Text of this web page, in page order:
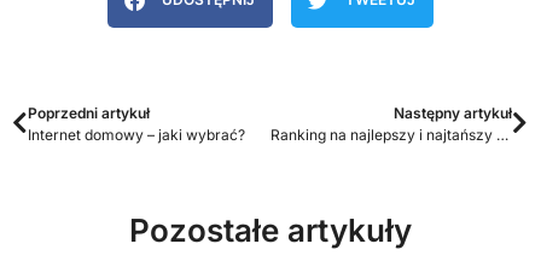
Poprzedni artykuł
Internet domowy – jaki wybrać?
Następny artykuł
Ranking na najlepszy i najtańszy abonament rodzinny w 2023 r.
Pozostałe artykuły